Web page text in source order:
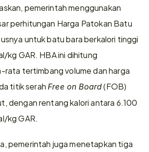
pemerintah menggunakan
perhitungan Harga Patokan Batu
untuk batu bara berkalori tinggi
kg GAR. HBA ini dihitung
rata tertimbang volume dan harga
titik serah Free on Board (FOB)
dengan rentang kalori antara 6.100
kg GAR.
pemerintah juga menetapkan tiga